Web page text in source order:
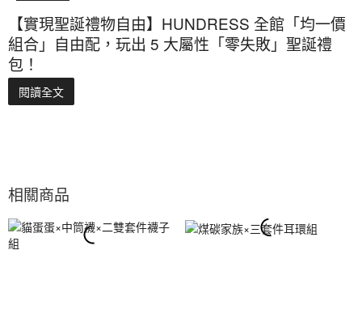
【實現聖誕禮物自由】HUNDRESS 全館「均一價
組合」自由配，玩出 5 大屬性「零失敗」聖誕禮
包！
閱讀全文
相關商品